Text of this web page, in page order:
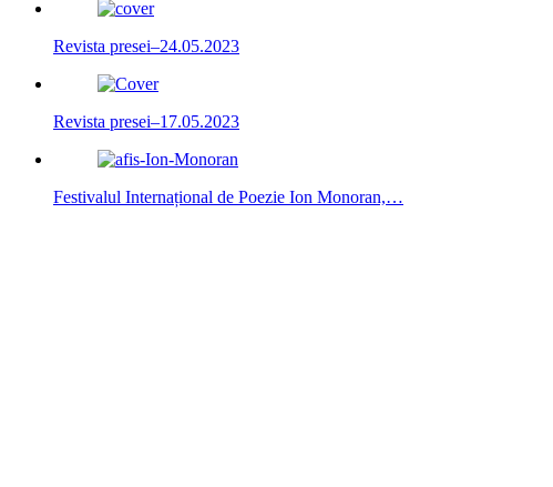
Revista presei–24.05.2023
Revista presei–17.05.2023
Festivalul Internațional de Poezie Ion Monoran,…